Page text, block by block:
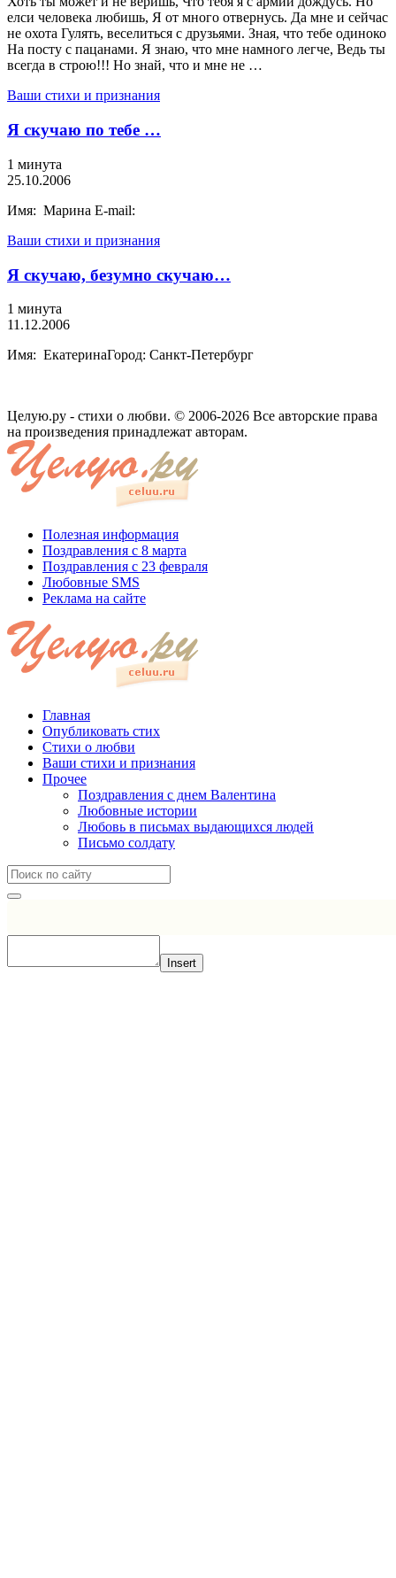
елси человека любишь, Я от много отвернусь. Да мне и сейчас
не охота Гулять, веселиться с друзьями. Зная, что тебе одиноко
На посту с пацанами. Я знаю, что мне намного легче, Ведь ты
всегда в строю!!! Но знай, что и мне не …
Ваши стихи и признания
Я скучаю по тебе …
1 минута
25.10.2006
Имя: Марина E-mail:
Ваши стихи и признания
Я скучаю, безумно скучаю…
1 минута
11.12.2006
Имя: ЕкатеринаГород: Санкт-Петербург
Целую.ру - стихи о любви. © 2006-2026 Все авторские права
на произведения принадлежат авторам.
Полезная информация
Поздравления с 8 марта
Поздравления с 23 февраля
Любовные SMS
Реклама на сайте
Главная
Опубликовать стих
Стихи о любви
Ваши стихи и признания
Прочее
Поздравления с днем Валентина
Любовные истории
Любовь в письмах выдающихся людей
Письмо солдату
Insert